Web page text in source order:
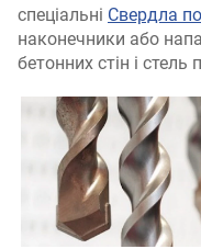
спеціальні Свердла
наконечники або
бетонних стін і